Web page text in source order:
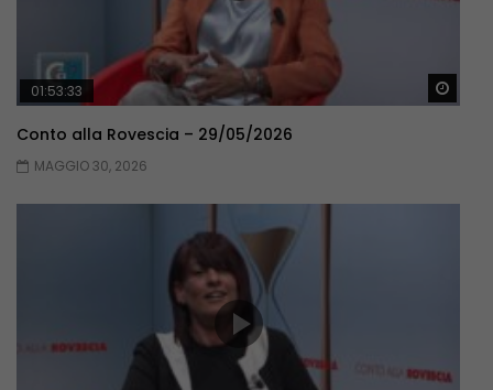
01:53:33
Conto alla Rovescia – 29/05/2026
MAGGIO 30, 2026